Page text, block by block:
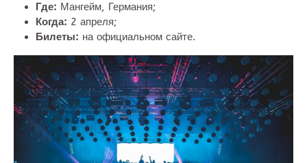
Где: Мангейм, Германия;
Когда: 2 апреля;
Билеты: на официальном сайте.